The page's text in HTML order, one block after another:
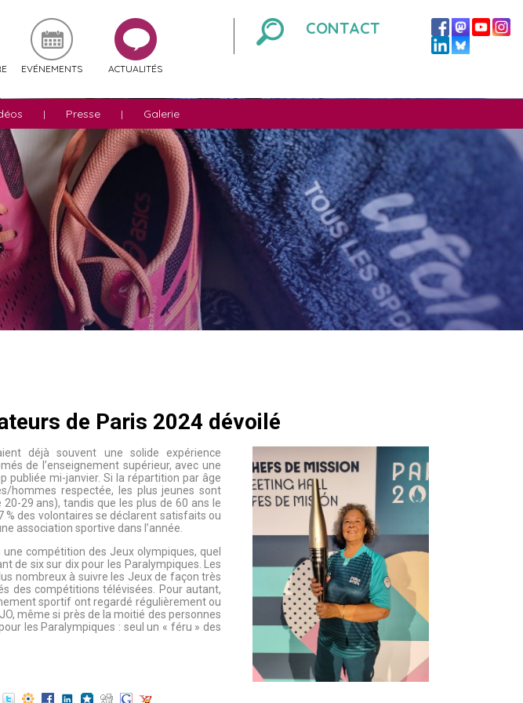
EVÉNEMENTS ACTUALITÉS
Presse Galerie
CONTACT
de Paris 2024 dévoilé
déjà souvent une solide expérience
de l’enseignement supérieur, avec une
publiée mi-janvier. Si la répartition par âge
hommes respectée, les plus jeunes sont
29 ans), tandis que les plus de 60 ans le
des volontaires se déclarent satisfaits ou
association sportive dans l’année.
compétition des Jeux olympiques, quel
de six sur dix pour les Paralympiques. Les
nombreux à suivre les Jeux de façon très
des compétitions télévisées. Pour autant,
sportif ont regardé régulièrement ou
même si près de la moitié des personnes
les Paralympiques : seul un « féru » des